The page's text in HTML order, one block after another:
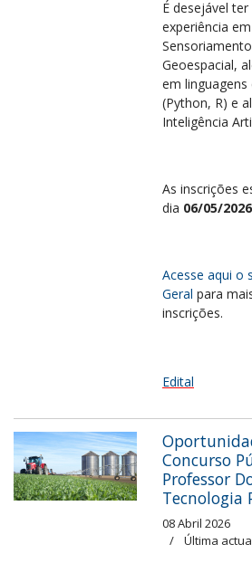
É desejável
experiência
Geoespacial,
em
(Python, R) e
Inteligência
As inscrições
dia 06/05/2026
Acesse aqui o
Geral para
inscrições.
Edital
Concurso
Professor
Tecnologia
08 Abril 2026
Última